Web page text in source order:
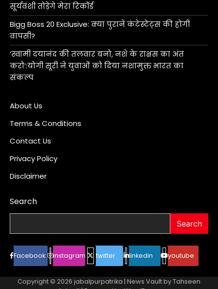
सूर्यवंशी तोड़ेंगे मेरा रिकॉर्ड
Bigg Boss 20 Exclusive: क्या पुराने कंटेस्टेंट्स की होगी
वापसी?
‘स्वामी दयानंद की तलवार बनो, नशे के राक्षस का अंत
करो’:योगी सूरी ने युवाओं को दिया नशामुक्त भारत का
संकल्प
About Us
Terms & Conditions
Contact Us
Privacy Policy
Disclaimer
Search
Search
Facebook instagram twitter linkedin youtube
Copyright © 2026 jabalpurpatrika | News Vault byTahseen